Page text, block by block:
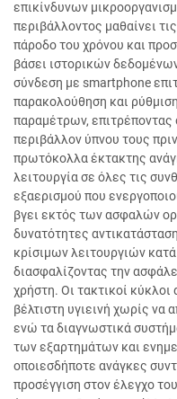
επικίνδυνων
περιβάλλοντος μαθαίνει
πάροδο του χρόνου και
βάσει ιστορικών
σύνδεση με smartphone
παρακολούθηση και
παραμέτρων, επιτρέποντας
περιβάλλον ύπνου τους
πρωτόκολλα έκτακτης
λειτουργία σε όλες τις
εξαερισμού που
βγει εκτός των ασφαλών
δυνατότητες
κρίσιμων λειτουργιών
διασφαλίζοντας την
χρήστη. Οι τακτικοί
βέλτιστη υγιεινή χωρίς να
ενώ τα διαγνωστικά
των εξαρτημάτων και
οποιεσδήποτε ανάγκες
προσέγγιση στον έλεγχο